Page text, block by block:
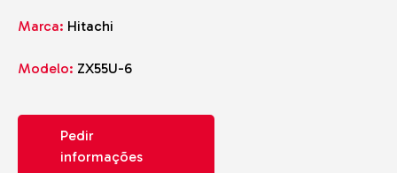
Marca: Hitachi
Modelo: ZX55U-6
Pedir
informações